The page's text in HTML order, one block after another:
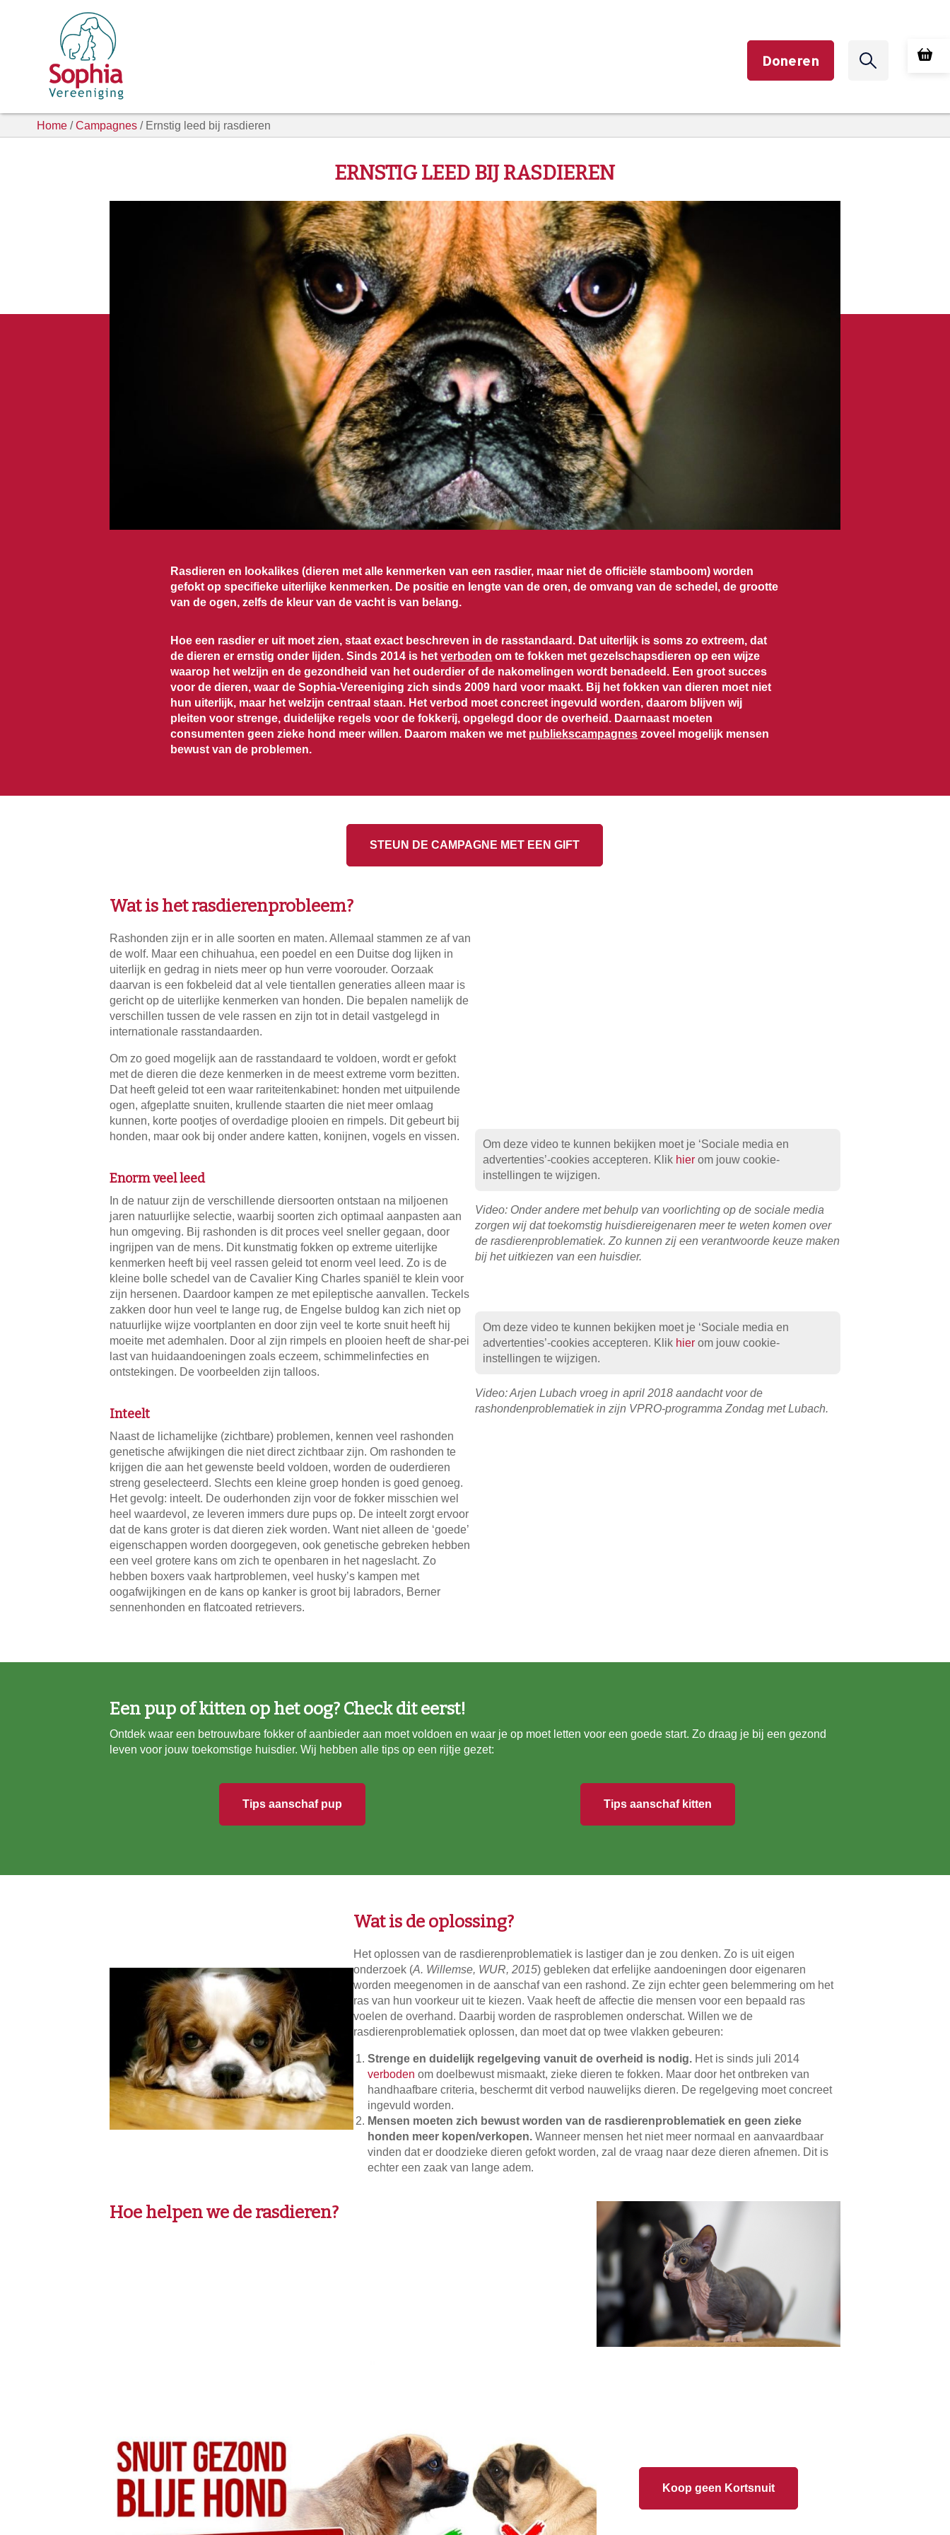
Doneren
Home /Campagnes / Ernstig leed bij rasdieren
ERNSTIG LEED BIJ RASDIEREN
Rasdieren en lookalikes (dieren met alle kenmerken van een rasdier, maar niet de officiële stamboom) worden
gefokt op specifieke uiterlijke kenmerken. De positie en lengte van de oren, de omvang van de schedel, de grootte
van de ogen, zelfs de kleur van de vacht is van belang.
Hoe een rasdier er uit moet zien, staat exact beschreven in de rasstandaard. Dat uiterlijk is soms zo extreem, dat
de dieren er ernstig onder lijden. Sinds 2014 is hetverboden om te fokken met gezelschapsdieren op een wijze
waarop het welzijn en de gezondheid van het ouderdier of de nakomelingen wordt benadeeld. Een groot succes
voor de dieren, waar de Sophia-Vereeniging zich sinds 2009 hard voor maakt. Bij het fokken van dieren moet niet
hun uiterlijk, maar het welzijn centraal staan. Het verbod moet concreet ingevuld worden, daarom blijven wij
pleiten voor strenge, duidelijke regels voor de fokkerij, opgelegd door de overheid. Daarnaast moeten
consumenten geen zieke hond meer willen. Daarom maken we met publiekscampagnes zoveel mogelijk mensen
bewust van de problemen.
STEUN DE CAMPAGNE MET EEN GIFT
Wat is het rasdierenprobleem?
Rashonden zijn er in alle soorten en maten. Allemaal stammen ze af van
de wolf. Maar een chihuahua, een poedel en een Duitse dog lijken in
uiterlijk en gedrag in niets meer op hun verre voorouder. Oorzaak
daarvan is een fokbeleid dat al vele tientallen generaties alleen maar is
gericht op de uiterlijke kenmerken van honden. Die bepalen namelijk de
verschillen tussen de vele rassen en zijn tot in detail vastgelegd in
internationale rasstandaarden.
Om zo goed mogelijk aan de rasstandaard te voldoen, wordt er gefokt
met de dieren die deze kenmerken in de meest extreme vorm bezitten.
Dat heeft geleid tot een waar rariteitenkabinet: honden met uitpuilende
ogen, afgeplatte snuiten, krullende staarten die niet meer omlaag
kunnen, korte pootjes of overdadige plooien en rimpels. Dit gebeurt bij
honden, maar ook bij onder andere katten, konijnen, vogels en vissen.
Enorm veel leed
In de natuur zijn de verschillende diersoorten ontstaan na miljoenen
jaren natuurlijke selectie, waarbij soorten zich optimaal aanpasten aan
hun omgeving. Bij rashonden is dit proces veel sneller gegaan, door
ingrijpen van de mens. Dit kunstmatig fokken op extreme uiterlijke
kenmerken heeft bij veel rassen geleid tot enorm veel leed. Zo is de
kleine bolle schedel van de Cavalier King Charles spaniël te klein voor
zijn hersenen. Daardoor kampen ze met epileptische aanvallen. Teckels
zakken door hun veel te lange rug, de Engelse buldog kan zich niet op
natuurlijke wijze voortplanten en door zijn veel te korte snuit heeft hij
moeite met ademhalen. Door al zijn rimpels en plooien heeft de shar-pei
last van huidaandoeningen zoals eczeem, schimmelinfecties en
ontstekingen. De voorbeelden zijn talloos.
Inteelt
Naast de lichamelijke (zichtbare) problemen, kennen veel rashonden
genetische afwijkingen die niet direct zichtbaar zijn. Om rashonden te
krijgen die aan het gewenste beeld voldoen, worden de ouderdieren
streng geselecteerd. Slechts een kleine groep honden is goed genoeg.
Het gevolg: inteelt. De ouderhonden zijn voor de fokker misschien wel
heel waardevol, ze leveren immers dure pups op. De inteelt zorgt ervoor
dat de kans groter is dat dieren ziek worden. Want niet alleen de ‘goede’
eigenschappen worden doorgegeven, ook genetische gebreken hebben
een veel grotere kans om zich te openbaren in het nageslacht. Zo
hebben boxers vaak hartproblemen, veel husky’s kampen met
oogafwijkingen en de kans op kanker is groot bij labradors, Berner
sennenhonden en flatcoated retrievers.
Om deze video te kunnen bekijken moet je ‘Sociale media en
advertenties’-cookies accepteren. Klik hier om jouw cookie-
instellingen te wijzigen.
Video: Onder andere met behulp van voorlichting op de sociale media
zorgen wij dat toekomstig huisdiereigenaren meer te weten komen over
de rasdierenproblematiek. Zo kunnen zij een verantwoorde keuze maken
bij het uitkiezen van een huisdier.
Om deze video te kunnen bekijken moet je ‘Sociale media en
advertenties’-cookies accepteren. Klik hier om jouw cookie-
instellingen te wijzigen.
Video: Arjen Lubach vroeg in april 2018 aandacht voor de
rashondenproblematiek in zijn VPRO-programma Zondag met Lubach.
Een pup of kitten op het oog? Check dit eerst!
Ontdek waar een betrouwbare fokker of aanbieder aan moet voldoen en waar je op moet letten voor een goede start. Zo draag je bij een gezond
leven voor jouw toekomstige huisdier. Wij hebben alle tips op een rijtje gezet:
Tips aanschaf pup Tips aanschaf kitten
Wat is de oplossing?
Het oplossen van de rasdierenproblematiek is lastiger dan je zou denken. Zo is uit eigen
onderzoek (A. Willemse, WUR, 2015) gebleken dat erfelijke aandoeningen door eigenaren
worden meegenomen in de aanschaf van een rashond. Ze zijn echter geen belemmering om het
ras van hun voorkeur uit te kiezen. Vaak heeft de affectie die mensen voor een bepaald ras
voelen de overhand. Daarbij worden de rasproblemen onderschat. Willen we de
rasdierenproblematiek oplossen, dan moet dat op twee vlakken gebeuren:
Strenge en duidelijk regelgeving vanuit de overheid is nodig.Het is sinds juli 2014
verboden om doelbewust mismaakt, zieke dieren te fokken. Maar door het ontbreken van
handhaafbare criteria, beschermt dit verbod nauwelijks dieren. De regelgeving moet concreet
ingevuld worden.
Mensen moeten zich bewust worden van de rasdierenproblematiek en geen zieke
honden meer kopen/verkopen.Wanneer mensen het niet meer normaal en aanvaardbaar
vinden dat er doodzieke dieren gefokt worden, zal de vraag naar deze dieren afnemen. Dit is
echter een zaak van lange adem.
Hoe helpen we de rasdieren?
Koop geen Kortsnuit